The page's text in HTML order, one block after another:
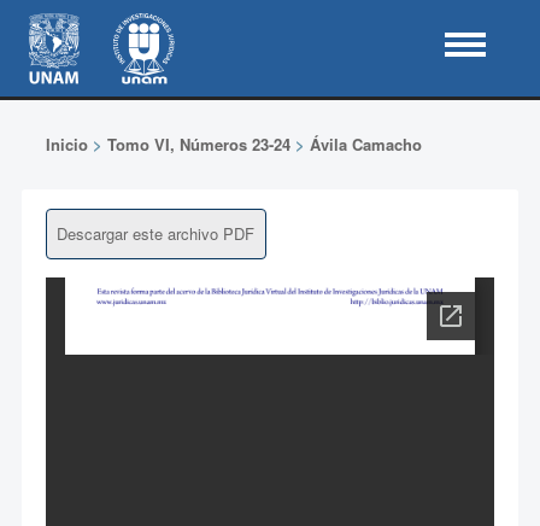
Inicio> Tomo VI, Números 23-24> Ávila Camacho
Descargar este archivo PDF